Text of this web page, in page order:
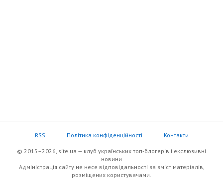
RSS Політика конфіденційності Контакти
© 2015–2026, site.ua — клуб українських топ-блогерів i екслюзивнi
новини
Адміністрація сайту не несе відповідальності за зміст матеріалів,
розміщених користувачами.